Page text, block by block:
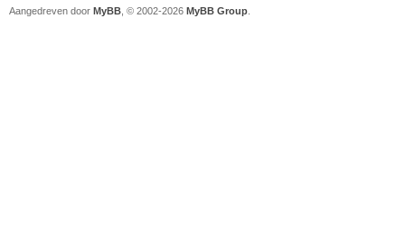
Aangedreven door MyBB , © 2002-2026 MyBB Group